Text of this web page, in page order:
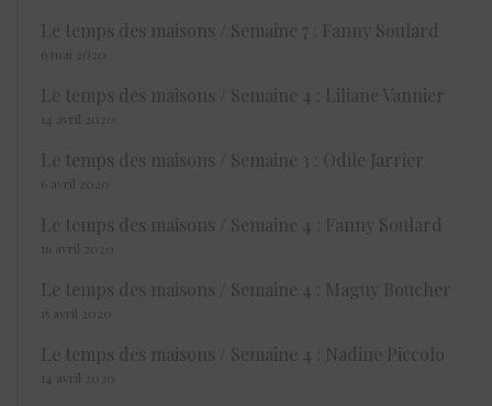
Le temps des maisons / Semaine 7 : Fanny Soulard
6 mai 2020
Le temps des maisons / Semaine 4 : Liliane Vannier
14 avril 2020
Le temps des maisons / Semaine 3 : Odile Jarrier
6 avril 2020
Le temps des maisons / Semaine 4 : Fanny Soulard
16 avril 2020
Le temps des maisons / Semaine 4 : Maguy Boucher
15 avril 2020
Le temps des maisons / Semaine 4 : Nadine Piccolo
14 avril 2020